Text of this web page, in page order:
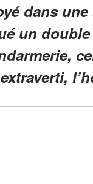
dans
un